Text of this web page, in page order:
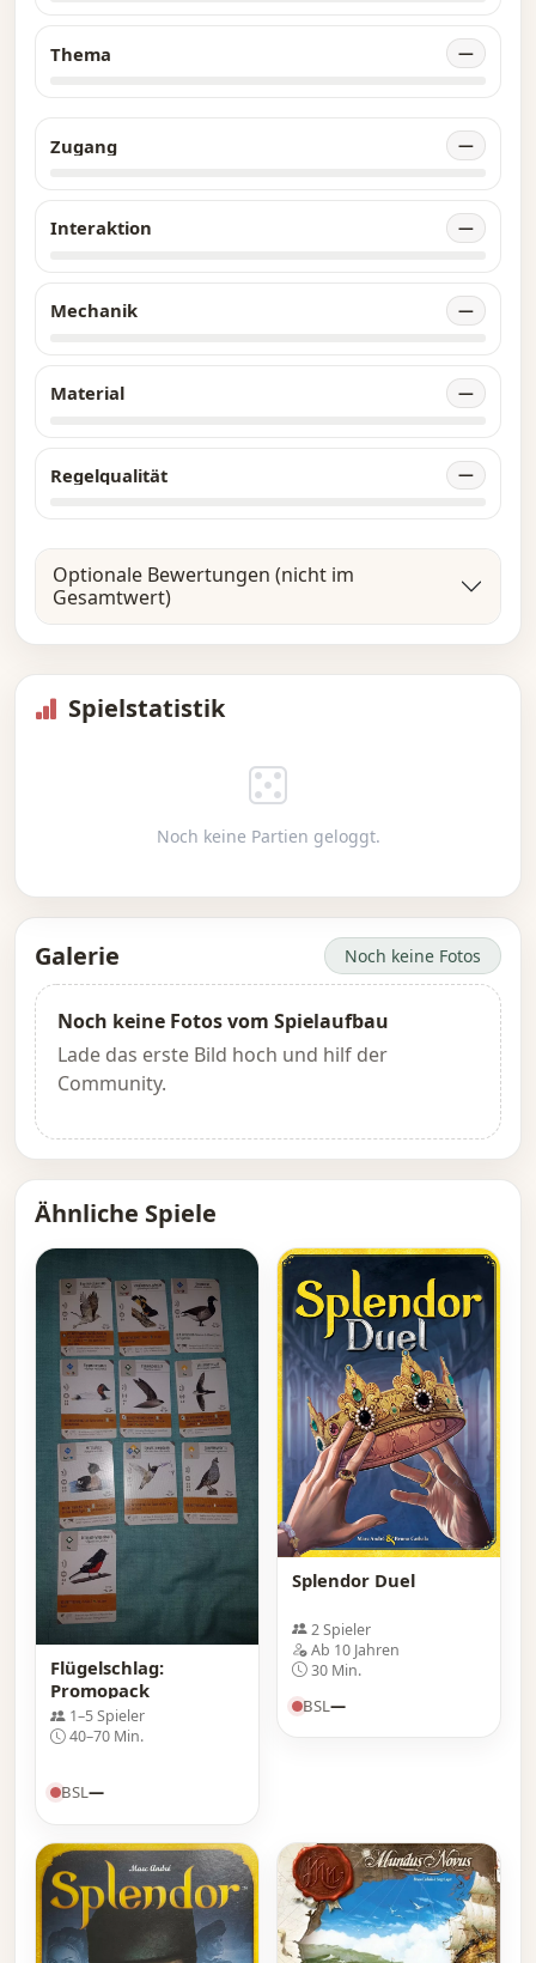
Thema —
Zugang —
Interaktion —
Mechanik —
Material —
Regelqualität —
Optionale Bewertungen (nicht im
Gesamtwert)
Spielstatistik
Noch keine Partien geloggt.
Galerie Noch keine Fotos
Noch keine Fotos vom Spielaufbau
Lade das erste Bild hoch und hilf der
Community.
Ähnliche Spiele
Flügelschlag:
Promopack
1–5 Spieler
40–70 Min.
BSL—
Splendor Duel
2 Spieler
Ab 10 Jahren
30 Min.
BSL —